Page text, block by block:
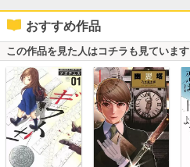
おすすめ作品
この作品を見た人はコチラも見ています